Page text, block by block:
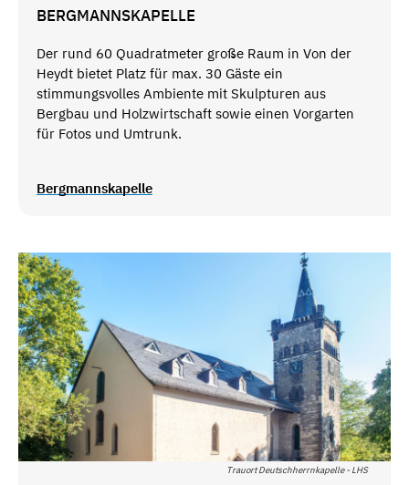
BERGMANNSKAPELLE
Der rund 60 Quadratmeter große Raum in Von der
Heydt bietet Platz für max. 30 Gäste ein
stimmungsvolles Ambiente mit Skulpturen aus
Bergbau und Holzwirtschaft sowie einen Vorgarten
für Fotos und Umtrunk.
Bergmannskapelle
Trauort Deutschherrnkapelle - LHS